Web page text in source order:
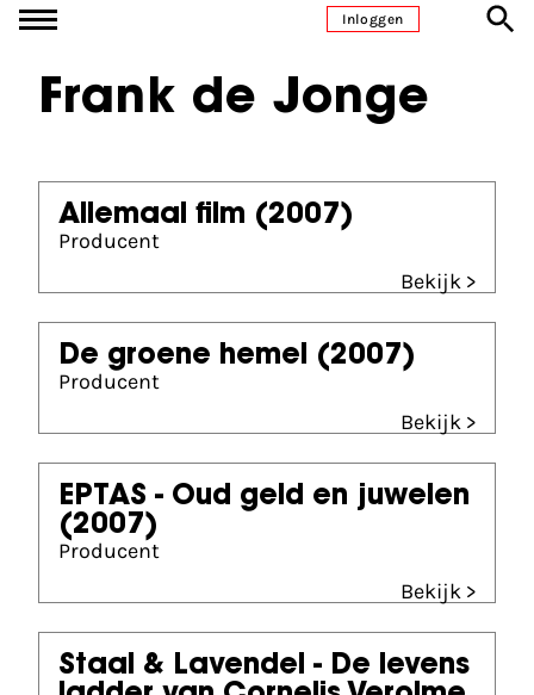
Ga naar inhoudInloggen
Frank de Jonge
Allemaal film (2007)
Producent
Bekijk >
De groene hemel (2007)
Producent
Bekijk >
EPTAS - Oud geld en juwelen
(2007)
Producent
Bekijk >
Staal & Lavendel - De levens